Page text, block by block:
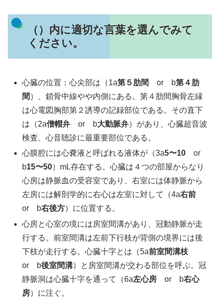
（）内に適切な言葉を選んでみて
ください。
心臓の位置：心尖部は（1a第５肋間 or b第４肋
間 ）、鎖骨中線やや内側にある。第４肋間胸骨左縁
は心電図胸部第２誘導の記録部位である。その直下
は（2a僧帽弁 or b大動脈弁）があり、心臓超音波
検査、心音聴診に最重要部位である。
心膜腔には心嚢液と呼ばれる液体が（3a5〜10 or
b15〜50）mL存在する。心臓は４つの部屋からなり
心房は静脈血の受容室であり、右室には体静脈から
左房には解剖学的に右心は左室に対して（4a右前
or b右後方）に位置する。
心房と心室の境には房室間溝があり、冠動静脈が走
行する。前室間溝は左前下行枝が背側の境界には後
下枝が走行する。心臓十字とは（5a前室間溝枝
or b後室間溝）と房室間溝が交わる部位を呼ぶ。冠
静脈洞は心臓十字を通って（6a左心房 or b右心
房）に注ぐ。